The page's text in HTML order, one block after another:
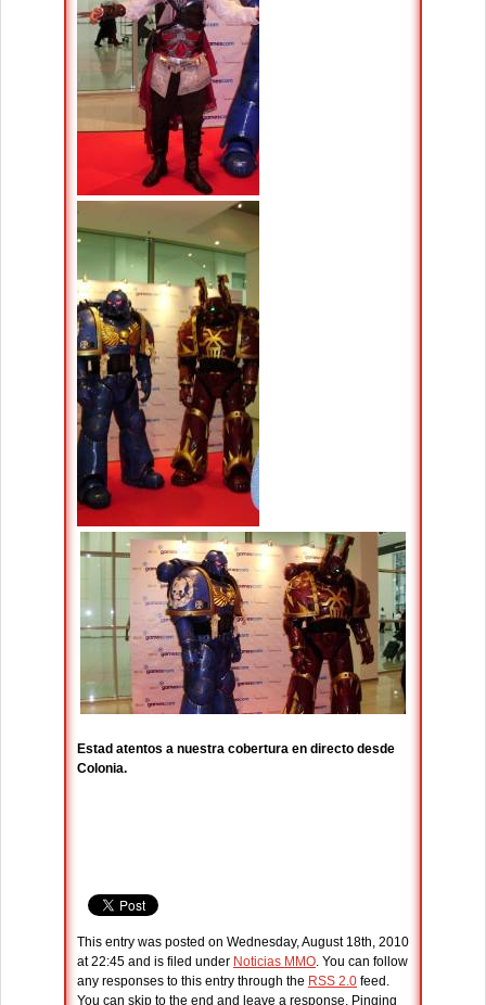
Estad atentos a nuestra cobertura en directo desde
Colonia.
This entry was posted on Wednesday, August 18th, 2010
at 22:45 and is filed under Noticias MMO. You can follow
any responses to this entry through the RSS 2.0 feed.
You can skip to the end and leave a response. Pinging